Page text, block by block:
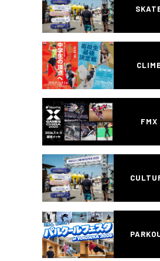
FMX